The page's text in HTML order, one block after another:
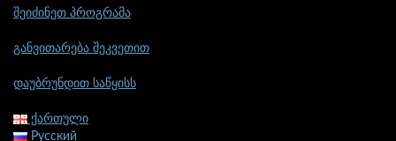
შეიძინეთ პროგრამა
განვითარება შეკვეთით
დაუბრუნდით საწყისს
ქართული
Русский